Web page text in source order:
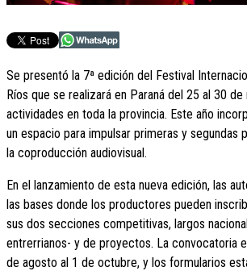
Se presentó la 7ª edición del Festival
Ríos que se realizará en Paraná del 25 al 30
actividades en toda la provincia. Este año
un espacio para impulsar primeras y segundas
la coproducción audiovisual.
En el lanzamiento de esta nueva edición, las
las bases donde los productores pueden
sus dos secciones competitivas, largos
entrerrianos- y de proyectos. La convocatoria
de agosto al 1 de octubre, y los formularios